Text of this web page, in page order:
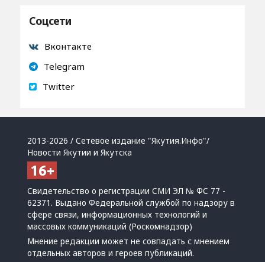
Соцсети
Вконтакте
Telegram
Twitter
2013-2026 / Сетевое издание "Якутия.Инфо"/
Новости Якутии и Якутска
Свидетельство о регистрации СМИ ЭЛ № ФС 77 -
62371. Выдано Федеральной службой по надзору в
сфере связи, информационных технологий и
массовых коммуникаций (Роскомнадзор)
Мнение редакции может не совпадать с мнением
отдельных авторов и героев публикаций.